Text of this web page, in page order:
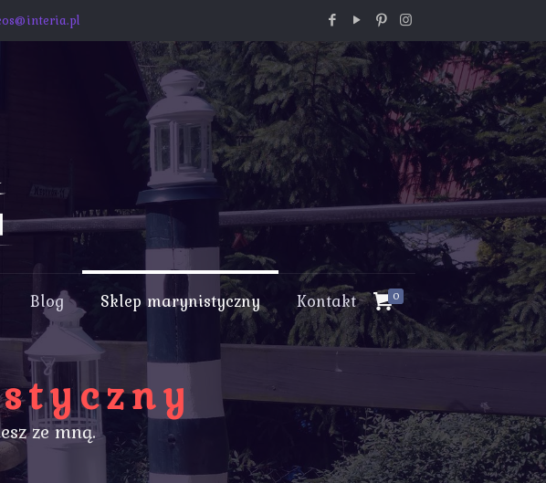
Blog Sklep marynistyczny Kontakt 0
ze mną.